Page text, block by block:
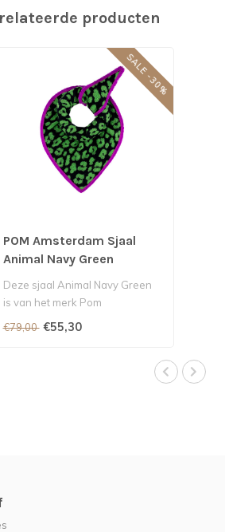
producten
SALE -30%
POM Amsterdam Sjaal
Animal Navy Green
Deze sjaal Animal Navy Green
is van het merk Pom
Amsterdam.
€79,00 €55,30